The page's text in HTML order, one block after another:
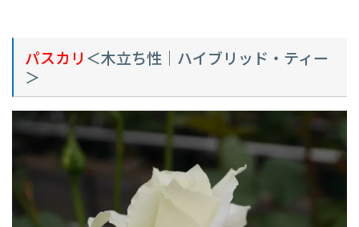
パスカリ ＜木立ち性｜ハイブリッド・ティー
＞